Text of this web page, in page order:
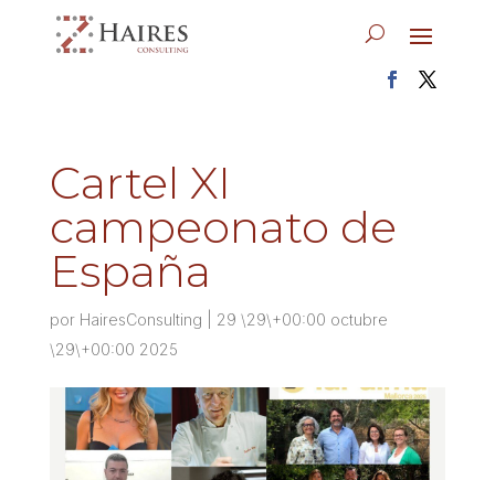
Cartel XI
campeonato de
España
por HairesConsulting
29 \29\+00:00 octubre
\29\+00:00 2025